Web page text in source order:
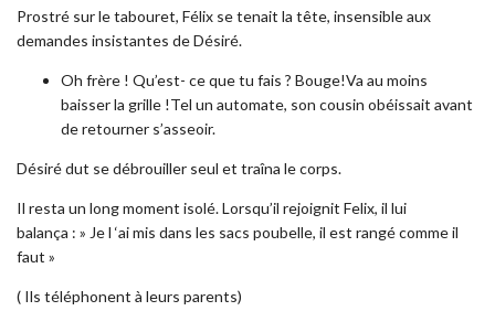
Prostré sur le tabouret, Félix se tenait la tête, insensible aux
demandes insistantes de Désiré.
Oh frère ! Qu’est- ce que tu fais ? Bouge!Va au moins
baisser la grille !Tel un automate, son cousin obéissait avant
de retourner s’asseoir.
Désiré dut se débrouiller seul et traîna le corps.
Il resta un long moment isolé. Lorsqu’il rejoignit Felix, il lui
balança : » Je l ‘ai mis dans les sacs poubelle, il est rangé comme il
faut »
( Ils téléphonent à leurs parents)